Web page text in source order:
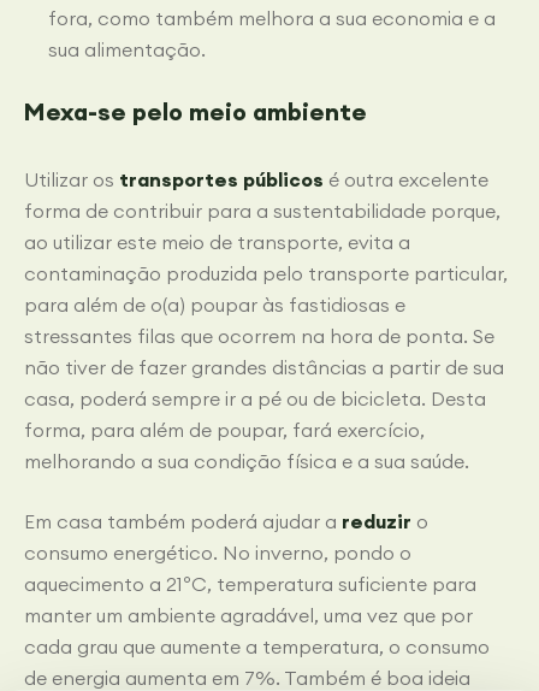
fora, como também melhora a sua economia e a
sua alimentação.
Mexa-se pelo meio ambiente
Utilizar os transportes públicos é outra excelente
forma de contribuir para a sustentabilidade porque,
ao utilizar este meio de transporte, evita a
contaminação produzida pelo transporte particular,
para além de o(a) poupar às fastidiosas e
stressantes filas que ocorrem na hora de ponta. Se
não tiver de fazer grandes distâncias a partir de sua
casa, poderá sempre ir a pé ou de bicicleta. Desta
forma, para além de poupar, fará exercício,
melhorando a sua condição física e a sua saúde.
Em casa também poderá ajudar a reduzir o
consumo energético. No inverno, pondo o
aquecimento a 21ºC, temperatura suficiente para
manter um ambiente agradável, uma vez que por
cada grau que aumente a temperatura, o consumo
de energia aumenta em 7%. Também é boa ideia